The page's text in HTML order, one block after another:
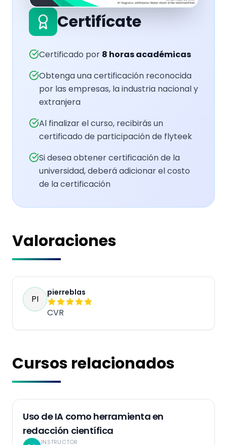
Certifícate
Certificado por 8 horas académicas
Obtenga una certificación reconocida
por las empresas, la industria nacional y
extranjera
Al finalizar el curso, recibirás un
certificado de participación de flyteek
Si desea obtener certificación de la
universidad, deberá adicionar el costo
de la certificación
Valoraciones
PI
pierreblas
CVR
Cursos relacionados
Uso de IA como herramienta en
redacción científica
INSTRUCTOR